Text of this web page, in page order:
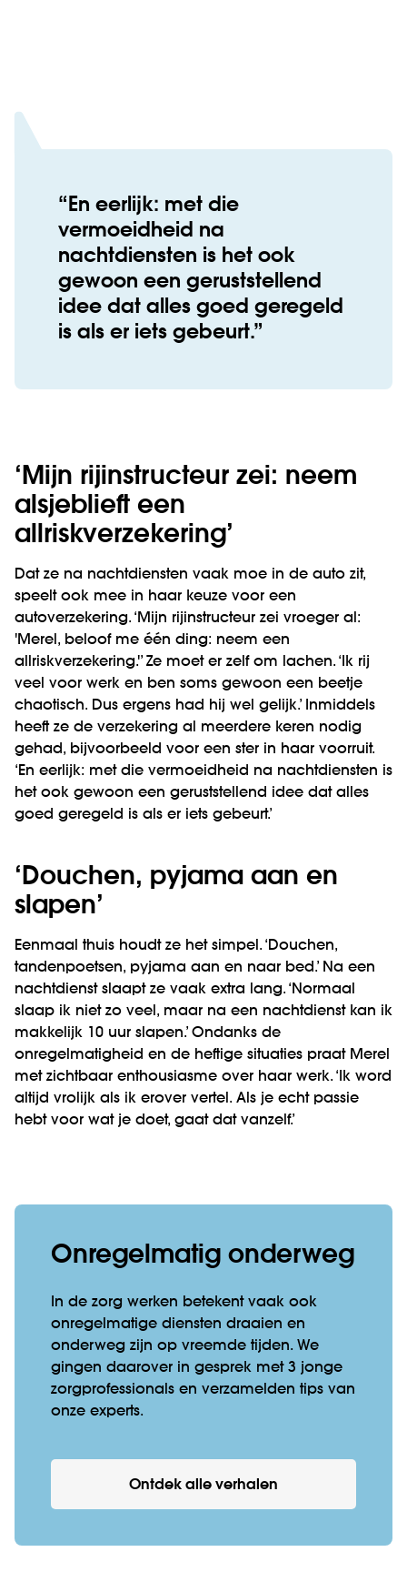
En eerlijk: met die
vermoeidheid na
nachtdiensten is het ook
gewoon een geruststellend
idee dat alles goed geregeld
is als er iets gebeurt.
‘Mijn rijinstructeur zei: neem
alsjeblieft een
allriskverzekering’
Dat ze na nachtdiensten vaak moe in de auto zit,
speelt ook mee in haar keuze voor een
autoverzekering. ‘Mijn rijinstructeur zei vroeger al:
'Merel, beloof me één ding: neem een
allriskverzekering.'’ Ze moet er zelf om lachen. ‘Ik rij
veel voor werk en ben soms gewoon een beetje
chaotisch. Dus ergens had hij wel gelijk.’ Inmiddels
heeft ze de verzekering al meerdere keren nodig
gehad, bijvoorbeeld voor een ster in haar voorruit.
‘En eerlijk: met die vermoeidheid na nachtdiensten is
het ook gewoon een geruststellend idee dat alles
goed geregeld is als er iets gebeurt.’
‘Douchen, pyjama aan en
slapen’
Eenmaal thuis houdt ze het simpel. ‘Douchen,
tandenpoetsen, pyjama aan en naar bed.’ Na een
nachtdienst slaapt ze vaak extra lang. ‘Normaal
slaap ik niet zo veel, maar na een nachtdienst kan ik
makkelijk 10 uur slapen.’ Ondanks de
onregelmatigheid en de heftige situaties praat Merel
met zichtbaar enthousiasme over haar werk. ‘Ik word
altijd vrolijk als ik erover vertel. Als je echt passie
hebt voor wat je doet, gaat dat vanzelf.’
Onregelmatig onderweg
In de zorg werken betekent vaak ook
onregelmatige diensten draaien en
onderweg zijn op vreemde tijden. We
gingen daarover in gesprek met 3 jonge
zorgprofessionals en verzamelden tips van
onze experts.
Ontdek alle verhalen